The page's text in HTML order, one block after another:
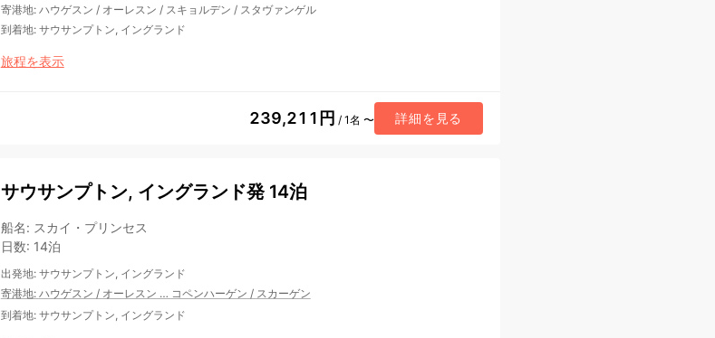
寄港地: ハウゲスン / オーレスン / スキョルデン / スタヴァンゲル
到着地: サウサンプトン, イングランド
旅程を表示
239,211円 / 1名 〜 詳細を見る
サウサンプトン, イングランド発 14泊
船名: スカイ・プリンセス
日数: 14泊
出発地: サウサンプトン, イングランド
寄港地: ハウゲスン / オーレスン … コペンハーゲン / スカーゲン
到着地: サウサンプトン, イングランド